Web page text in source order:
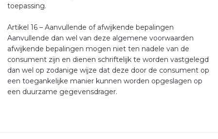
toepassing.
Artikel 16 – Aanvullende of afwijkende bepalingen
Aanvullende dan wel van deze algemene voorwaarden
afwijkende bepalingen mogen niet ten nadele van de
consument zijn en dienen schriftelijk te worden vastgelegd
dan wel op zodanige wijze dat deze door de consument op
een toegankelijke manier kunnen worden opgeslagen op
een duurzame gegevensdrager.